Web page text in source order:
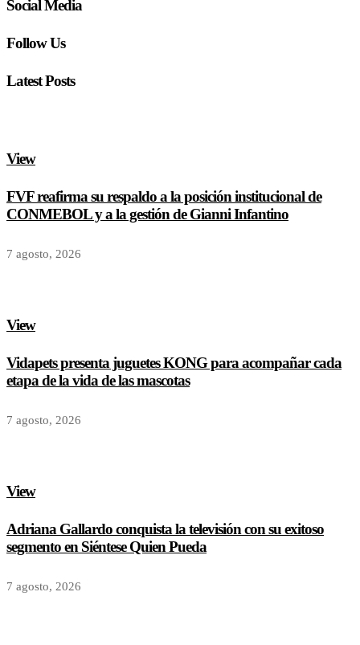
Social Media
Follow Us
Latest Posts
View
FVF reafirma su respaldo a la posición institucional de
CONMEBOL y a la gestión de Gianni Infantino
7 agosto, 2026
View
Vidapets presenta juguetes KONG para acompañar cada
etapa de la vida de las mascotas
7 agosto, 2026
View
Adriana Gallardo conquista la televisión con su exitoso
segmento en Siéntese Quien Pueda
7 agosto, 2026